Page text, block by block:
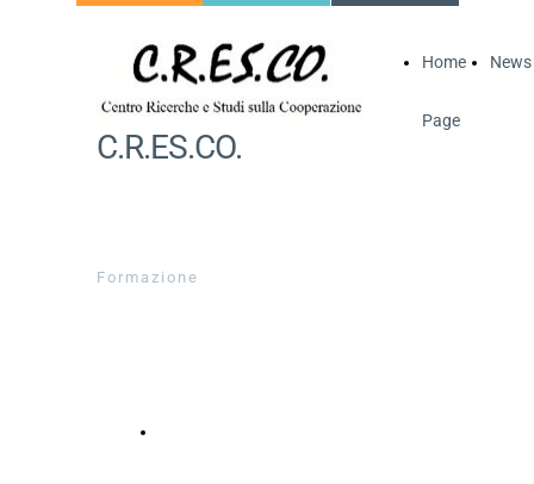
C.R.ES.CO.
Home
Page
News
Formazione